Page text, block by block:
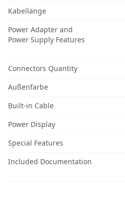
Kabellänge
Power Adapter and
Power Supply Features
Connectors Quantity
Außenfarbe
Built-in Cable
Power Display
Special Features
Included Documentation